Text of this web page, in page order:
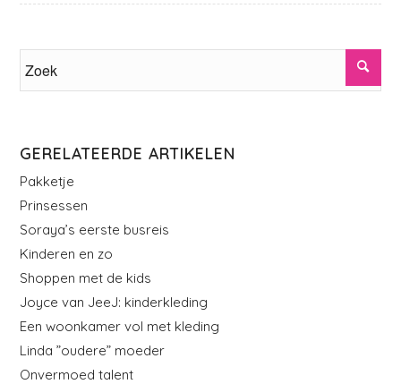
GERELATEERDE ARTIKELEN
Pakketje
Prinsessen
Soraya’s eerste busreis
Kinderen en zo
Shoppen met de kids
Joyce van JeeJ: kinderkleding
Een woonkamer vol met kleding
Linda ”oudere” moeder
Onvermoed talent